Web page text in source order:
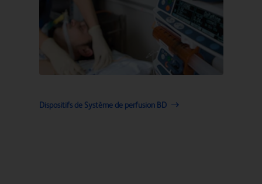
Dispositifs de Système de perfusion BD